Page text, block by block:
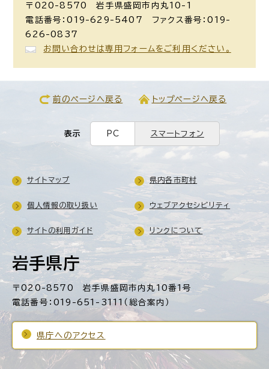
〒020-8570 岩手県盛岡市内丸10-1
電話番号：019-629-5407 ファクス番号：019-
626-0837
お問い合わせは専用フォームをご利用ください。
前のページへ戻る トップページへ戻る
表示 PC スマートフォン
岩手県庁
〒020-8570 岩手県盛岡市内丸10番1号
電話番号：019-651-3111（総合案内）
県庁へのアクセス
サイトマップ 県内各市町村
個人情報の取り扱い ウェブアクセシビリティ
サイトの利用ガイド リンクについて